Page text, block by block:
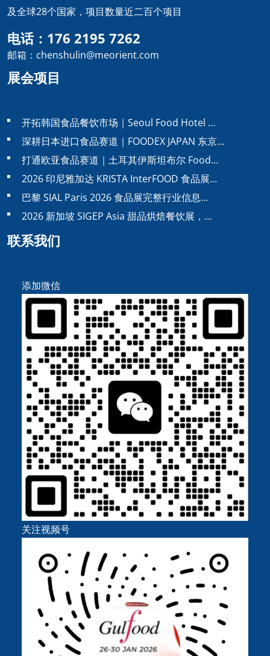
及全球28个国家，项目数量近二百个项目
电话：176 2195 7262
邮箱：chenshulin@meorient.com
展会项目
开拓韩国食品餐饮市场｜Seoul Food Hotel …
深耕日本进口食品赛道｜FOODEX JAPAN 东京…
打通欧亚食品赛道｜土耳其伊斯坦布尔 Food…
2026 印尼雅加达 KRISTA InterFOOD 食品展…
巴黎 SIAL Paris 2026 食品展完整行业信息…
2026 新加坡 SIGEP Asia 甜品烘焙餐饮展，…
联系我们
添加微信
关注视频号